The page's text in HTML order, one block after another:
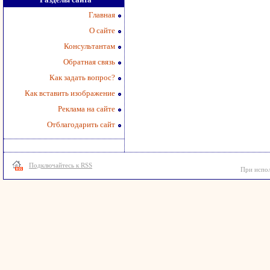
Главная
О сайте
Консультантам
Обратная связь
Как задать вопрос?
Как вставить изображение
Реклама на сайте
Отблагодарить сайт
Подключайтесь к RSS
При